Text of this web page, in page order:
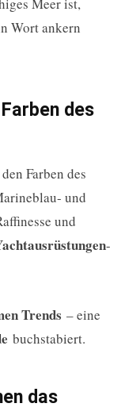
Meer ist,
Wort ankern
des
Farben des
und
und
-
Trends – eine
buchstabiert.
das